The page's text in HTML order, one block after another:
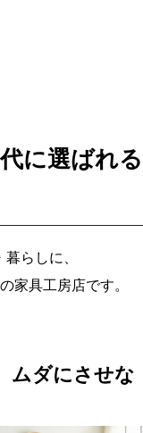
に選ばれる
らしに、
家具工房店です。
ムダにさせな